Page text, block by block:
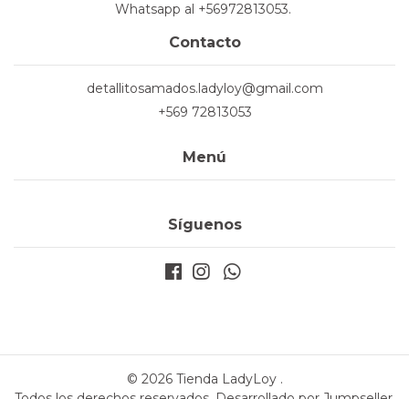
Whatsapp al +56972813053.
Contacto
detallitosamados.ladyloy@gmail.com
+569 72813053
Menú
Síguenos
© 2026 Tienda LadyLoy .